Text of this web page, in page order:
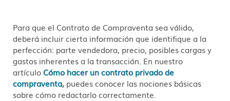
Para que el Contrato de Compraventa sea válido,
deberá incluir cierta información que identifique a la
perfección: parte vendedora, precio, posibles cargas y
gastos inherentes a la transacción. En nuestro
artículoCómo hacer un contrato privado de
compraventa, puedes conocer las nociones básicas
sobre cómo redactarlo correctamente.